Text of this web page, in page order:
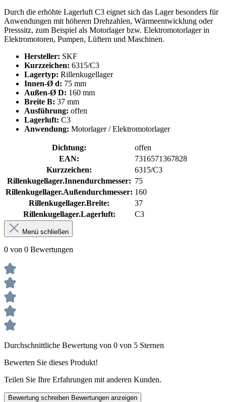
Durch die erhöhte Lagerluft C3 eignet sich das Lager besonders für
Anwendungen mit höheren Drehzahlen, Wärmeentwicklung oder
Presssitz, zum Beispiel als Motorlager bzw. Elektromotorlager in
Elektromotoren, Pumpen, Lüftern und Maschinen.
Hersteller: SKF
Kurzzeichen: 6315/C3
Lagertyp: Rillenkugellager
Innen-Ø d: 75 mm
Außen-Ø D: 160 mm
Breite B: 37 mm
Ausführung: offen
Lagerluft: C3
Anwendung: Motorlager / Elektromotorlager
Dichtung:
offen
EAN:
7316571367828
Kurzzeichen:
6315/C3
Rillenkugellager.Innendurchmesser: 75
Rillenkugellager.Außendurchmesser: 160
Rillenkugellager.Breite:
37
Rillenkugellager.Lagerluft:
C3
Menü schließen
0 von 0 Bewertungen
Durchschnittliche Bewertung von 0 von 5 Sternen
Bewerten Sie dieses Produkt!
Teilen Sie Ihre Erfahrungen mit anderen Kunden.
Bewertung schreiben Bewertungen anzeigen